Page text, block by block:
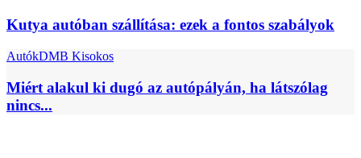
Kutya autóban szállítása: ezek a fontos szabályok
AutókDMB Kisokos
Miért alakul ki dugó az autópályán, ha látszólag
nincs...